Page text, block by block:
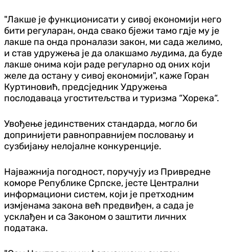
"Лакше је функционисати у сивој економији него
бити регуларан, онда свако бјежи тамо гдје му је
лакше па онда проналази закон, ми сада желимо,
и став удружења је да олакшамо људима, да буде
лакше онима који раде регуларно од оних који
желе да остану у сивој економији", каже Горан
Куртиновић, предсједник Удружења
послодаваца угоститељства и туризма “Хорека“.
Увођење јединствених стандарда, могло би
допринијети равноправнијем пословању и
сузбијању нелојалне конкуренције.
Најважнија погодност, поручују из Привредне
коморе Републике Српске, јесте Централни
информациони систем, који је претходним
измјенама закона већ предвиђен, а сада је
усклађен и са Законом о заштити личних
података.